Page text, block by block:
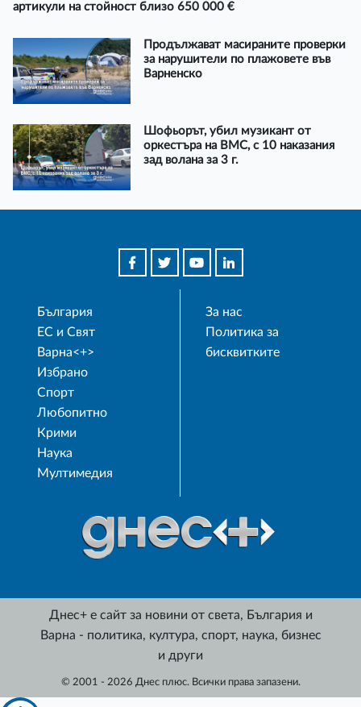
артикули на стойност близо 650 000 €
Продължават масираните проверки
за нарушители по плажовете във
Варненско
Шофьорът, убил музикант от
оркестъра на ВМС, с 10 наказания
зад волана за 3 г.
България
ЕС и Свят
Варна<+>
Избрано
Спорт
Любопитно
Крими
Наука
Мултимедия
За нас
Политика за
бисквитките
Днес+ е сайт за новини от света, България и
Варна - политика, култура, спорт, наука, бизнес
и други
© 2001 - 2026 Днес плюс. Всички права запазени.